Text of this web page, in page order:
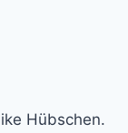
Hübschen.